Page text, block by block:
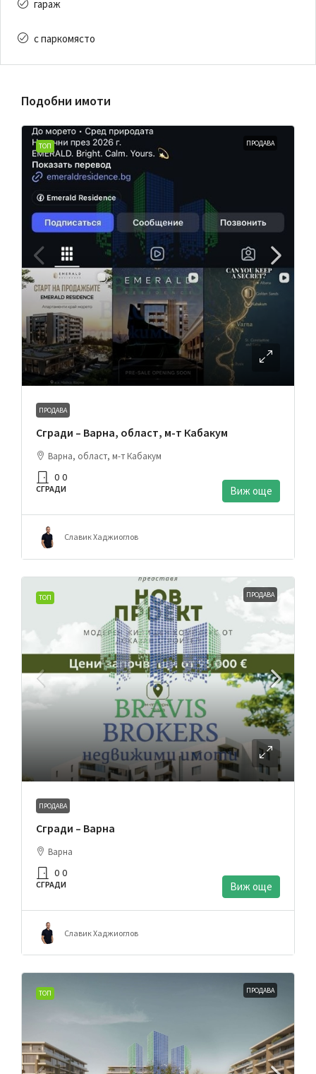
гараж
с паркомясто
Подобни имоти
ТОП ПРОДАВА
ПРОДАВА
Сгради – Варна, област, м-т Кабакум
Варна, област, м-т Кабакум
0 0
СГРАДИ Виж още
Славик Хаджиоглов
ТОП ПРОДАВА
ПРОДАВА
Сгради – Варна
Варна
0 0
СГРАДИ Виж още
Славик Хаджиоглов
ТОП ПРОДАВА